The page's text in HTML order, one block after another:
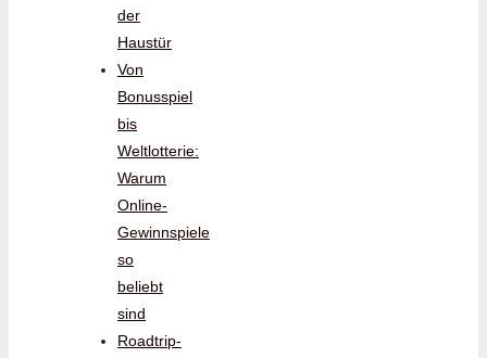
der
Haustür
Von
Bonusspiel
bis
Weltlotterie:
Warum
Online-
Gewinnspiele
so
beliebt
sind
Roadtrip-